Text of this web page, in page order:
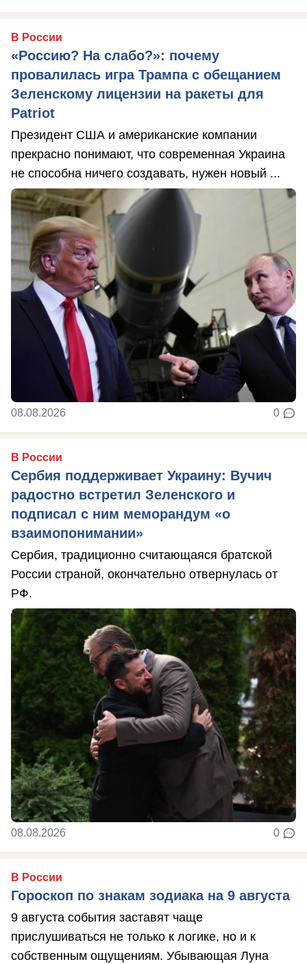
В России
«Россию? На слабо?»: почему
провалилась игра Трампа с обещанием
Зеленскому лицензии на ракеты для
Patriot
Президент США и американские компании
прекрасно понимают, что современная Украина
не способна ничего создавать, нужен новый ...
08.08.2026 0
В России
Сербия поддерживает Украину: Вучич
радостно встретил Зеленского и
подписал с ним меморандум «о
взаимопонимании»
Сербия, традиционно считающаяся братской
России страной, окончательно отвернулась от
РФ.
08.08.2026 0
В России
Гороскоп по знакам зодиака на 9 августа
9 августа события заставят чаще
прислушиваться не только к логике, но и к
собственным ощущениям. Убывающая Луна